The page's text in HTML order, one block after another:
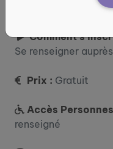
Le Bourg, 46090
Comment
Se renseigner
Prix : Gratuit
Accès
renseigné